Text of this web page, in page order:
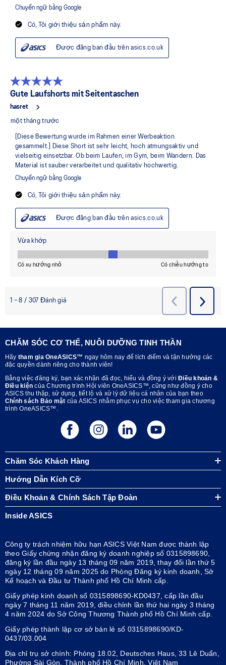
CHĂM SÓC CƠ THỂ, NUÔI DƯỠNG TINH THẦN
Hãy tham gia OneASICS™ ngay hôm nay để tích điểm và tận hưởng các
đặc quyền dành riêng cho thành viên!
Bằng việc đăng ký, bạn xác nhận đã đọc, hiểu và đồng ý với Điều khoản &
Điều kiện của Chương trình Hội viên OneASICS™, cũng như đồng ý cho
ASICS thu thập, sử dụng, tiết lộ và xử lý dữ liệu cá nhân của bạn theo
Chính sách Bảo mật của ASICS nhằm phục vụ cho việc tham gia chương
trình OneASICS™.
Chăm Sóc Khách Hàng
Hướng Dẫn Kích Cỡ
Điều Khoản & Chính Sách Tập Đoàn
Inside ASICS
Công ty trách nhiệm hữu hạn ASICS Việt Nam được thành lập
theo Giấy chứng nhận đăng ký doanh nghiệp số 0315898690,
đăng ký lần đầu ngày 13 tháng 09 năm 2019, thay đổi lần thứ 5
ngày 12 tháng 09 năm 2025 do Phòng Đăng ký kinh doanh, Sở
Kế hoạch và Đầu tư Thành phố Hồ Chí Minh cấp.
Giấy phép kinh doanh số 0315898690-KD0437, cấp lần đầu
ngày 7 tháng 11 năm 2019, điều chỉnh lần thứ hai ngày 3 tháng
4 năm 2024 do Sở Công Thương Thành phố Hồ Chí Minh cấp.
Giấy phép thành lập cơ sở bán lẻ số 0315898690/KD-
0437/03.004
Địa chỉ trụ sở chính: Phòng 18.02, Deutsches Haus, 33 Lê Duẩn,
Phường Sài Gòn, Thành phố Hồ Chí Minh, Việt Nam